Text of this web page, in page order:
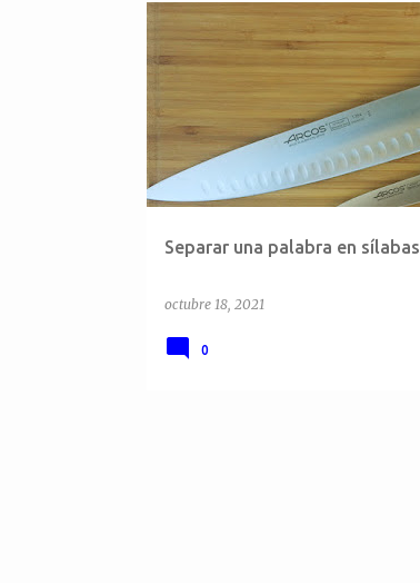
E
n
t
r
a
d
Separar una palabra en sílabas
octubre 18, 2021
0